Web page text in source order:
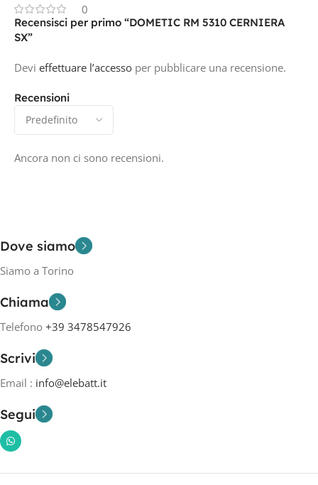
0
Recensioni
Ancora non ci sono recensioni.
Recensisci per primo “DOMETIC RM 5310 CERNIERA
SX”
Devi effettuare l’accesso per pubblicare una recensione.
Dove siamo
Siamo a Torino
Chiama
Telefono +39 3478547926
Scrivi
Email : info@elebatt.it
Segui